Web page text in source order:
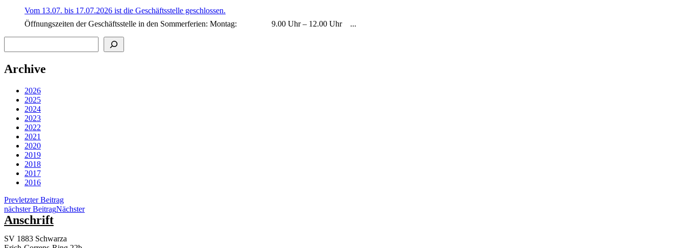
Vom 13.07. bis 17.07.2026 ist die Geschäftsstelle geschlossen.
Öffnungszeiten der Geschäftsstelle in den Sommerferien: Montag: 9.00 Uhr – 12.00 Uhr ...
Archive
2026
2025
2024
2023
2022
2021
2020
2019
2018
2017
2016
Prevletzter Beitrag
nächster BeitragNächster
Anschrift
SV 1883 Schwarza